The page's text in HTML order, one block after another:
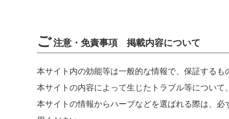
ご注意・免責事項 掲載内容について
本サイト内の効能等は一般的な情報で、 保証するも
本サイトの内容によって生じたトラブル等について、
本サイトの情報からハーブなどを選ばれる際は、 必